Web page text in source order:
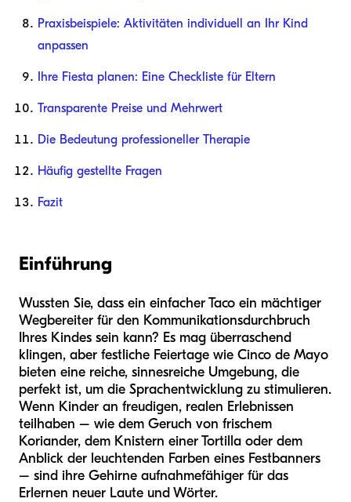
Praxisbeispiele: Aktivitäten individuell an Ihr Kind
anpassen
Ihre Fiesta planen: Eine Checkliste für Eltern
Transparente Preise und Mehrwert
Die Bedeutung professioneller Therapie
Häufig gestellte Fragen
Fazit
Einführung
Wussten Sie, dass ein einfacher Taco ein mächtiger
Wegbereiter für den Kommunikationsdurchbruch
Ihres Kindes sein kann? Es mag überraschend
klingen, aber festliche Feiertage wie Cinco de Mayo
bieten eine reiche, sinnesreiche Umgebung, die
perfekt ist, um die Sprachentwicklung zu stimulieren.
Wenn Kinder an freudigen, realen Erlebnissen
teilhaben – wie dem Geruch von frischem
Koriander, dem Knistern einer Tortilla oder dem
Anblick der leuchtenden Farben eines Festbanners
– sind ihre Gehirne aufnahmefähiger für das
Erlernen neuer Laute und Wörter.